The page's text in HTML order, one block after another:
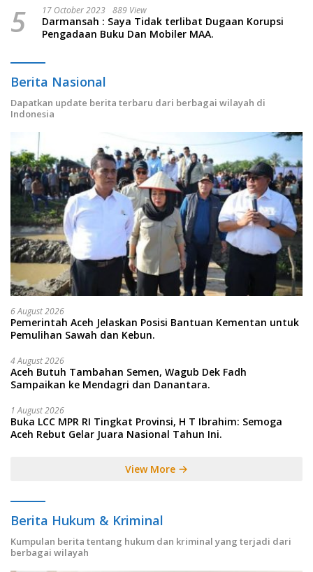
5 17 October 2023 889 View
Darmansah : Saya Tidak terlibat Dugaan Korupsi
Pengadaan Buku Dan Mobiler MAA.
Berita Nasional
Dapatkan update berita terbaru dari berbagai wilayah di
Indonesia
6 August 2026
Pemerintah Aceh Jelaskan Posisi Bantuan Kementan untuk
Pemulihan Sawah dan Kebun.
4 August 2026
Aceh Butuh Tambahan Semen, Wagub Dek Fadh
Sampaikan ke Mendagri dan Danantara.
1 August 2026
Buka LCC MPR RI Tingkat Provinsi, H T Ibrahim: Semoga
Aceh Rebut Gelar Juara Nasional Tahun Ini.
View More
Berita Hukum & Kriminal
Kumpulan berita tentang hukum dan kriminal yang terjadi dari
berbagai wilayah